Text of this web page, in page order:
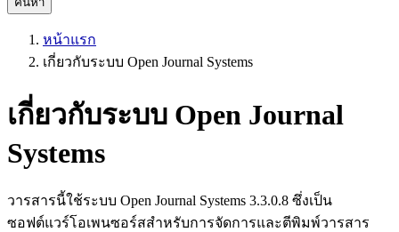
หน้าแรก
เกี่ยวกับระบบ Open Journal Systems
เกี่ยวกับระบบ Open Journal
Systems
วารสารนี้ใช้ระบบ Open Journal Systems 3.3.0.8 ซึ่งเป็น
ซอฟต์แวร์โอเพนซอร์สสำหรับการจัดการและตีพิมพ์วารสาร